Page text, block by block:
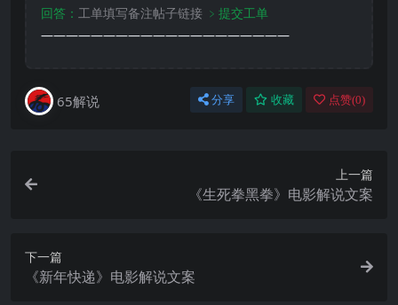
回答： 工单填写备注帖子链接 ﹥提交工单
————————————————————
65解说 分享 收藏 点赞(0)
上一篇
《生死拳黑拳》电影解说文案
下一篇
《新年快递》电影解说文案